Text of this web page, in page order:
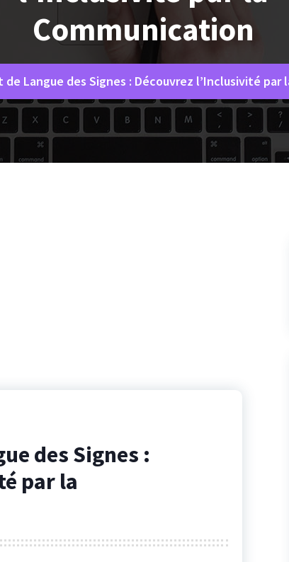
Communication
de Langue des Signes : Découvrez l’Inclusivité par
des Signes :
par la